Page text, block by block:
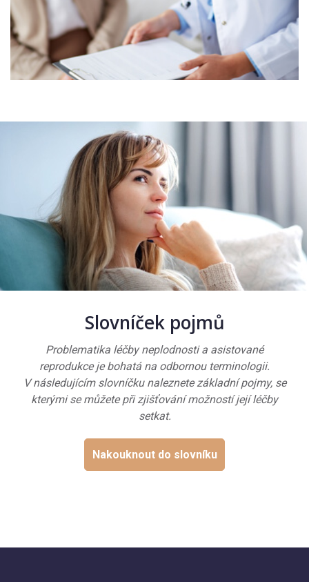
Slovníček pojmů
Problematika léčby neplodnosti a asistované
reprodukce je bohatá na odbornou terminologii.
V následujícím slovníčku naleznete základní pojmy, se
kterými se můžete při zjišťování možností její léčby
setkat.
Nakouknout do slovníku